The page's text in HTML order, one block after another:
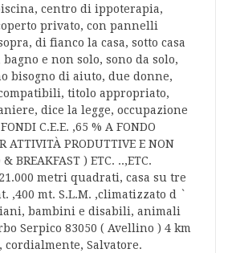
centro di ippoterapia,
privato, con pannelli
di fianco la casa, sotto casa
e non solo, sono da solo,
bisogno di aiuto, due donne,
titolo appropriato,
dice la legge, occupazione
C.E.E. ,65 % A FONDO
ATTIVITÀ PRODUTTIVE E NON
& BREAKFAST ) ETC. ..,ETC.
metri quadrati, casa su tre
,400 mt. S.L.M. ,climatizzato d `
bambini e disabili, animali
Serpico 83050 ( Avellino ) 4 km
cordialmente, Salvatore.